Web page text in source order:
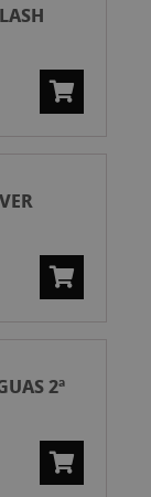
2ª